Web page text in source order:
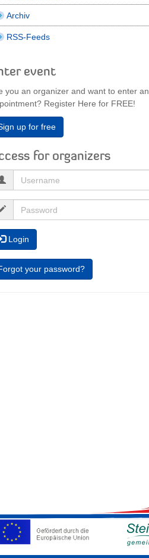
Archiv
RSS-Feeds
event
you an organizer and want to enter an
Register Here for FREE!
up for free
for organizers
Login
your password?